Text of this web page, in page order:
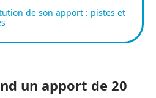
de son apport : pistes et
un apport de 20